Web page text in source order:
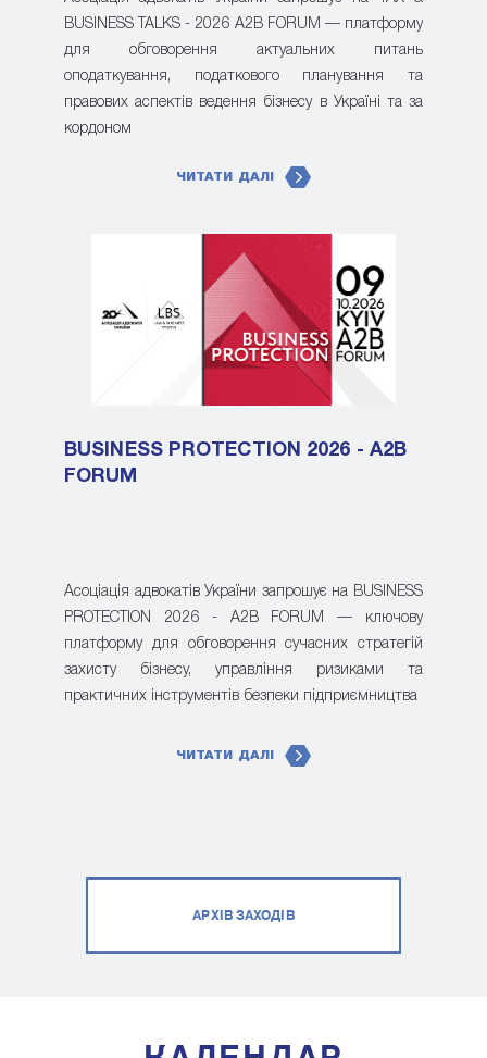
BUSINESS TALKS - 2026 A2B FORUM — платформу
для обговорення актуальних питань
оподаткування, податкового планування та
правових аспектів ведення бізнесу в Україні та за
кордоном
ЧИТАТИ ДАЛІ
BUSINESS PROTECTION 2026 - A2B
FORUM
Асоціація адвокатів України запрошує на BUSINESS
PROTECTION 2026 - A2B FORUM — ключову
платформу для обговорення сучасних стратегій
захисту бізнесу, управління ризиками та
практичних інструментів безпеки підприємництва
ЧИТАТИ ДАЛІ
АРХІВ ЗАХОДІВ